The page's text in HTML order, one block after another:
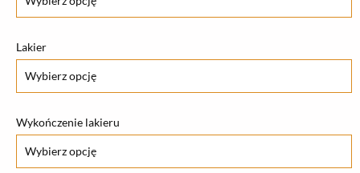
Lakier
Wykończenie lakieru
na
FESTFLOOR
GO!
10m²